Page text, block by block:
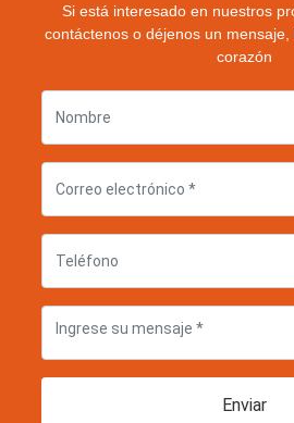
Si está interesado en nuestros
contáctenos o déjenos un
corazón
Enviar